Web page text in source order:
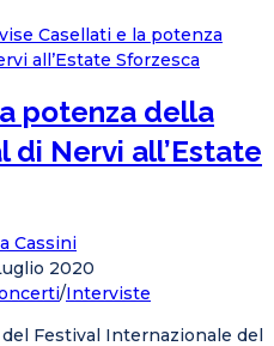
potenza della
di Nervi all’Estate
Cassini
2020
/Interviste
Festival Internazionale del